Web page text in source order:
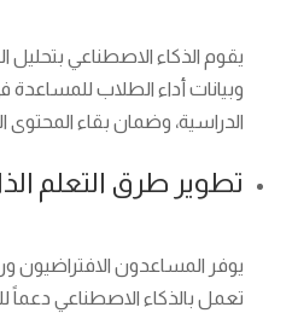
يقوم الذكاء الاصطناعي بتحليل
وبيانات أداء الطلاب للمساعدة
الدراسية، وضمان بقاء المحتوى
تطوير طرق التعلم
يوفر المساعدون الافتراضيون
تعمل بالذكاء الاصطناعي دعماً